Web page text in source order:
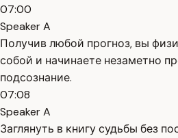
07:00
Speaker A
Получив любой прогноз, вы
собой и начинаете незаметно
подсознание.
07:08
Speaker A
Заглянуть в книгу судьбы без